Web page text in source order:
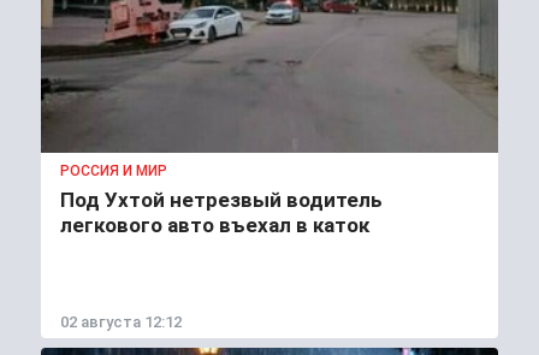
РОССИЯ И МИР
Под Ухтой нетрезвый водитель
легкового авто въехал в каток
02 августа 12:12